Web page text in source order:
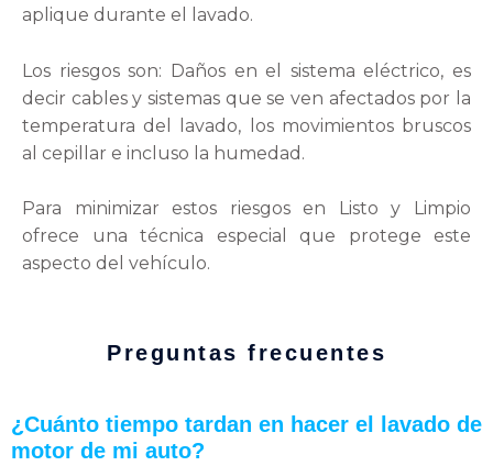
aplique durante el lavado.
Los riesgos son: Daños en el sistema eléctrico, es
decir cables y sistemas que se ven afectados por la
temperatura del lavado, los movimientos bruscos
al cepillar e incluso la humedad.
Para minimizar estos riesgos en Listo y Limpio
ofrece una técnica especial que protege este
aspecto del vehículo.
Preguntas frecuentes
¿Cuánto tiempo tardan en hacer el lavado de
motor de mi auto?